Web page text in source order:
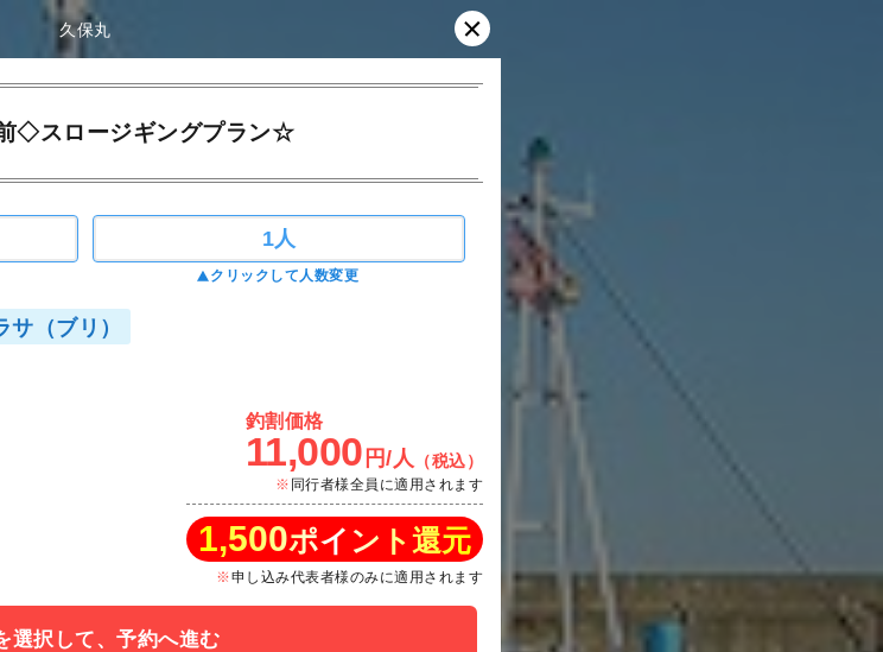
久保丸
◇スロージギングプラン☆
1人
クリックして人数変更
サ（ブリ）
釣割価格
11,000 円/人 （税込）
同行者様全員に適用されます
1,500ポイント還元
申し込み代表者様のみに適用されます
選択して、予約へ進む